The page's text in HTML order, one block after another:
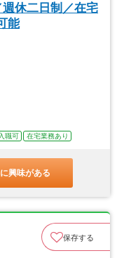
週休二日制／在宅
能
職可 在宅業務あり
興味がある
保存する